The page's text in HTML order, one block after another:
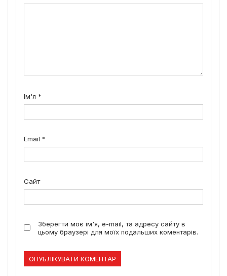
Ім'я *
Email *
Сайт
Зберегти моє ім'я, e-mail, та адресу сайту в
цьому браузері для моїх подальших коментарів.